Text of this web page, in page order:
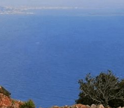
2025 à Décembre 2026